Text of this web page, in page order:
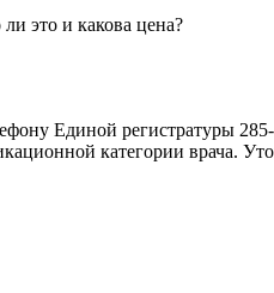
это и какова цена?
Единой регистратуры
категории врача.